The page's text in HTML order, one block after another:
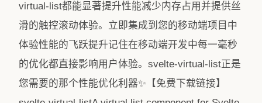
virtual-list都能显著提升性能减少内存占用并提供丝
滑的触控滚动体验。立即集成到您的移动端项目中
体验性能的飞跃提升记住在移动端开发中每一毫秒
的优化都直接影响用户体验。svelte-virtual-list正是
您需要的那个性能优化利器✨【免费下载链接】